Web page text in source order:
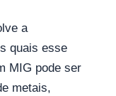
a
quais esse
MIG pode ser
metais,